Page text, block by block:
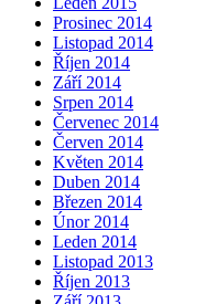
Prosinec 2014
Listopad 2014
Říjen 2014
Září 2014
Srpen 2014
Červenec 2014
Červen 2014
Květen 2014
Duben 2014
Březen 2014
Únor 2014
Leden 2014
Listopad 2013
Říjen 2013